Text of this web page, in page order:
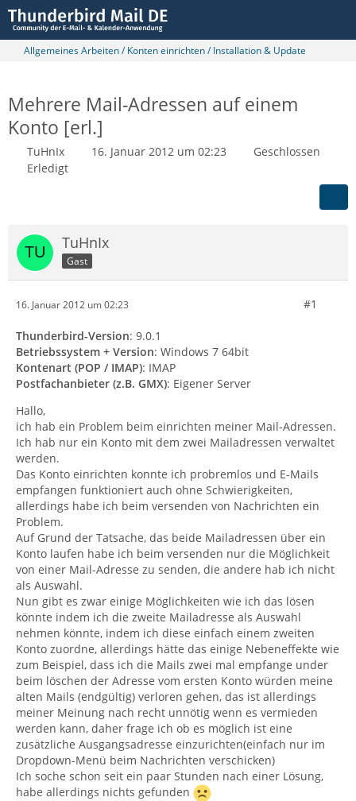
Allgemeines Arbeiten / Konten einrichten / Installation & Update
Mehrere Mail-Adressen auf einem
Konto [erl.]
TuHnIx 16. Januar 2012 um 02:23
Geschlossen
Erledigt
TuHnIx
Gast
16. Januar 2012 um 02:23 #1
Thunderbird-Version: 9.0.1
Betriebssystem + Version: Windows 7 64bit
Kontenart (POP / IMAP): IMAP
Postfachanbieter (z.B. GMX): Eigener Server
Hallo,
ich hab ein Problem beim einrichten meiner Mail-Adressen.
Ich hab nur ein Konto mit dem zwei Mailadressen verwaltet
werden.
Das Konto einrichten konnte ich probremlos und E-Mails
empfangen funktioniert auch ohne Schwierigkeiten,
allerdings habe ich beim versenden von Nachrichten ein
Problem.
Auf Grund der Tatsache, das beide Mailadressen über ein
Konto laufen habe ich beim versenden nur die Möglichkeit
von einer Mail-Adresse zu senden, die andere hab ich nicht
als Auswahl.
Nun gibt es zwar einige Möglichkeiten wie ich das lösen
könnte indem ich die zweite Mailadresse als Auswahl
nehmen könnte, indem ich diese einfach einem zweiten
Konto zuordne, allerdings hätte das einige Nebeneffekte wie
zum Beispiel, dass ich die Mails zwei mal empfange under
beim löschen der Adresse vom ersten Konto würden meine
alten Mails (endgültig) verloren gehen, das ist allerdings
meiner Meinung nach recht unnötig wenn es vermieden
werden kann, daher frage ich ob es möglich ist eine
zusätzliche Ausgangsadresse einzurichten(einfach nur im
Dropdown-Menü beim Nachrichten verschicken)
Ich soche schon seit ein paar Stunden nach einer Lösung,
habe allerdings nichts gefunden